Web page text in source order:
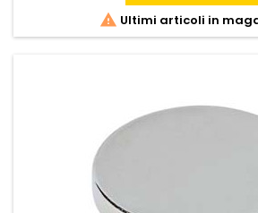
 Ultimi articoli in